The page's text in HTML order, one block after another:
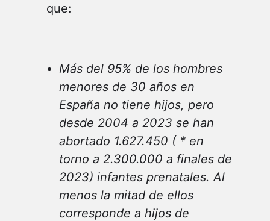
que:
Más del 95% de los hombres
menores de 30 años en
España no tiene hijos, pero
desde 2004 a 2023 se han
abortado 1.627.450 ( * en
torno a 2.300.000 a finales de
2023) infantes prenatales. Al
menos la mitad de ellos
corresponde a hijos de